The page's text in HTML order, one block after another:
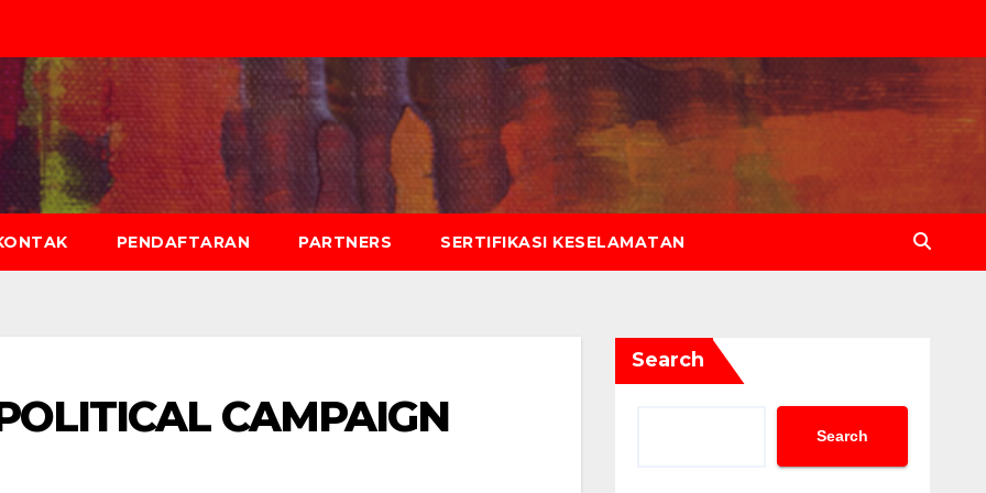
PENDAFTARAN PARTNERS SERTIFIKASI KESELAMATAN
CAMPAIGN
Search
Search